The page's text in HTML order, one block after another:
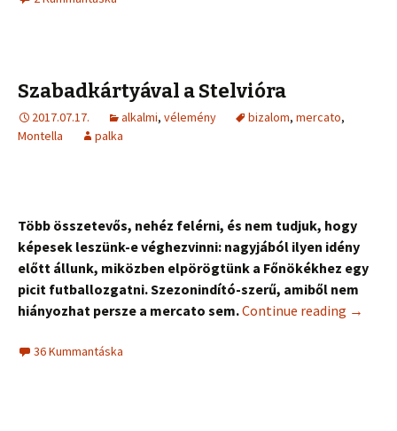
Szabadkártyával a Stelvióra
2017.07.17. alkalmi, vélemény bizalom, mercato,
Montella
palka
Több összetevős, nehéz felérni, és nem tudjuk, hogy
képesek leszünk-e véghezvinni: nagyjából ilyen idény
előtt állunk, miközben elpörögtünk a Főnökékhez egy
picit futballozgatni. Szezonindító-szerű, amiből nem
hiányozhat persze a mercato sem.Continue reading →
36 Kummantáska